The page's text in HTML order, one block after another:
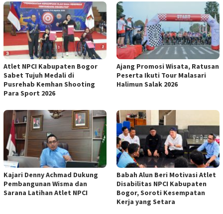
Atlet NPCI Kabupaten Bogor
Sabet Tujuh Medali di
Pusrehab Kemhan Shooting
Para Sport 2026
Ajang Promosi Wisata, Ratusan
Peserta Ikuti Tour Malasari
Halimun Salak 2026
Kajari Denny Achmad Dukung
Pembangunan Wisma dan
Sarana Latihan Atlet NPCI
Babah Alun Beri Motivasi Atlet
Disabilitas NPCI Kabupaten
Bogor, Soroti Kesempatan
Kerja yang Setara